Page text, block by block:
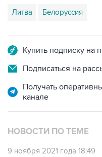
Литва Белоруссия
Купить подписку на
Подписаться на
Получать
канале
НОВОСТИ ПО ТЕМЕ
9 ноября 2021 года 18:49